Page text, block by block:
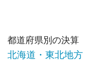
都道府県別の決算
北海道・東北地方